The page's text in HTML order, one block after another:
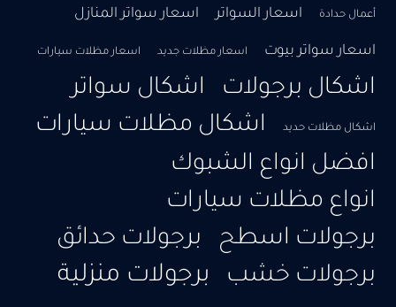
أعمال حدادة اسعار السواتر اسعار سواتر المنازل
اسعار سواتر بيوت اسعار مظلات جديد اسعار مظلات سيارات
اشكال برجولات اشكال سواتر
اشكال مظلات حديد
اشكال مظلات سيارات
افضل انواع الشبوك
انواع مظلات سيارات
برجولات اسطح
برجولات حدائق
برجولات خشب
برجولات منزلية